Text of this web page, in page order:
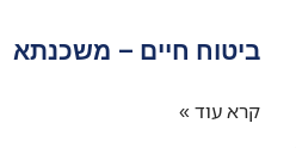
ביטוח חיים – משכנתא
קרא עוד »